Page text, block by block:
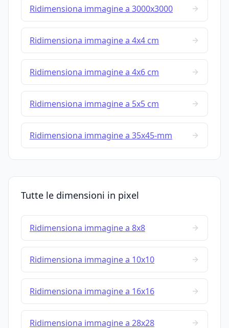
Ridimensiona immagine a 3000x3000
Ridimensiona immagine a 4x4 cm
Ridimensiona immagine a 4x6 cm
Ridimensiona immagine a 5x5 cm
Ridimensiona immagine a 35x45-mm
Tutte le dimensioni in pixel
Ridimensiona immagine a 8x8
Ridimensiona immagine a 10x10
Ridimensiona immagine a 16x16
Ridimensiona immagine a 28x28